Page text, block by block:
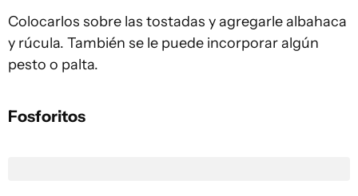
Colocarlos sobre las tostadas y agregarle albahaca
y rúcula. También se le puede incorporar algún
pesto o palta.
Fosforitos